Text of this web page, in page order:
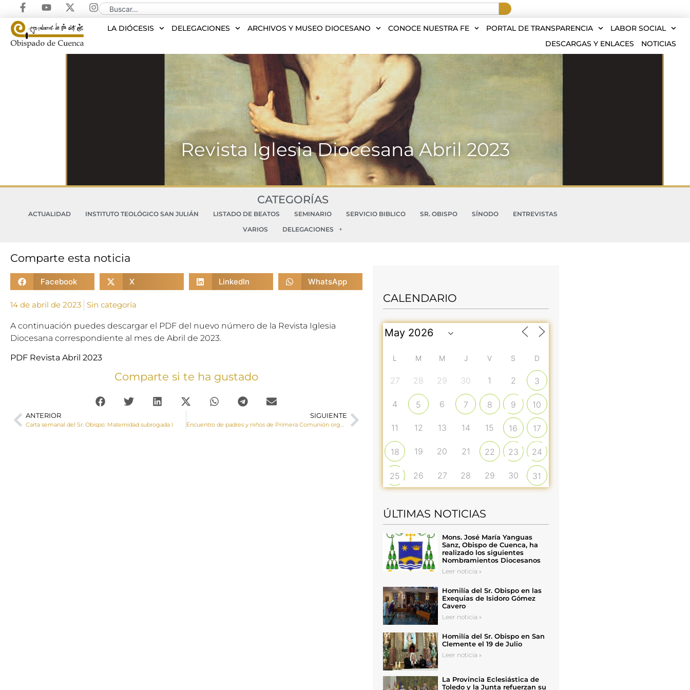
LA DIÓCESIS DELEGACIONES ARCHIVOS Y MUSEO DIOCESANO CONOCE NUESTRA FE PORTAL DE TRANSPARENCIA
LABOR SOCIAL
DESCARGAS Y ENLACES
NOTICIAS
Revista Iglesia Diocesana Abril 2023
CATEGORÍAS
ACTUALIDAD INSTITUTO TEOLÓGICO SAN JULIÁN LISTADO DE BEATOS SEMINARIO SERVICIO BIBLICO SR. OBISPO SÍNODO
ENTREVISTAS
VARIOS
DELEGACIONES
Comparte esta noticia
Facebook X LinkedIn WhatsApp
14 de abril de 2023 Sin categoría
A continuación puedes descargar el PDF del nuevo número de la Revista Iglesia
Diocesana correspondiente al mes de Abril de 2023.
PDF Revista Abril 2023
Comparte si te ha gustado
ANTERIOR
Carta semanal del Sr. Obispo: Maternidad subrogada I
SIGUIENTE
Encuentro de padres y niños de Primera Comunión organizado por la Delegación Diocesana de Catequesis y Catecumenado
CALENDARIO
L M M J V S D
27 28 29 30 1 2 3
4 5 6 7 8 9 10
11 12 13 14 15 16 17
18 19 20 21 22 23 24
25 26 27 28 29 30 31
ÚLTIMAS NOTICIAS
Mons. José María Yanguas
Sanz, Obispo de Cuenca, ha
realizado los siguientes
Nombramientos Diocesanos
Leer noticia »
Homilía del Sr. Obispo en las
Exequias de Isidoro Gómez
Cavero
Leer noticia »
Homilía del Sr. Obispo en San
Clemente el 19 de Julio
Leer noticia »
La Provincia Eclesiástica de
Toledo y la Junta refuerzan su